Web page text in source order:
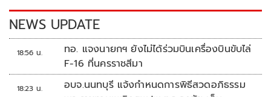
k k
NEWS UPDATE
18:56 น.
ทอ. แจงนายกฯ ยังไม่ได้ร่วมบินเครื่องบินขับไล่
F-16 ที่นครราชสีมา
18:23 น.
อบจ.นนทบุรี แจ้งกำหนดการพิธีสวดอภิธรรม